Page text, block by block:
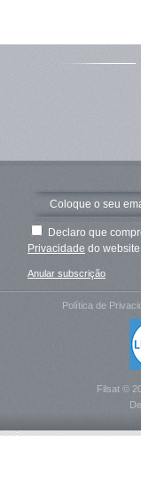
Declaro que
Privacidade do
Anular subscrição
Política de
Filsat ©